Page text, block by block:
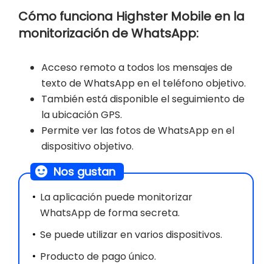
Cómo funciona Highster Mobile en la
monitorización de WhatsApp:
Acceso remoto a todos los mensajes de
texto de WhatsApp en el teléfono objetivo.
También está disponible el seguimiento de
la ubicación GPS.
Permite ver las fotos de WhatsApp en el
dispositivo objetivo.
Nos gustan
La aplicación puede monitorizar
WhatsApp de forma secreta.
Se puede utilizar en varios dispositivos.
Producto de pago único.